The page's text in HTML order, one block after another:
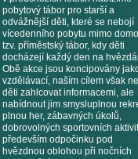
pobytový tábor pro starší a
odvážnější děti, které se nebojí
vícedenního pobytu mimo
tzv. příměstský tábor, kdy děti
docházejí každý den na
Obě akce jsou koncipovány
vzdělávací, naším cílem však
děti zahlcovat informacemi, ale
nabídnout jim smysluplnou
plnou her, zábavných úkolů,
dobrovolných sportovních
především odpočinku pod
hvězdnou oblohou při nočních